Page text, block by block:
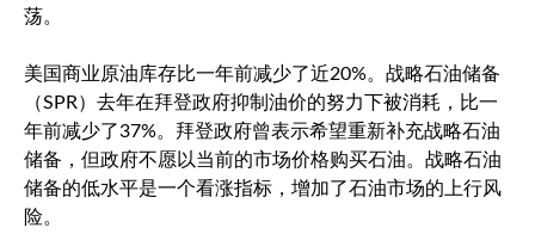
荡。
美国商业原油库存比一年前减少了近20%。战略石油储备
（SPR）去年在拜登政府抑制油价的努力下被消耗，比一
年前减少了37%。拜登政府曾表示希望重新补充战略石油
储备，但政府不愿以当前的市场价格购买石油。战略石油
储备的低水平是一个看涨指标，增加了石油市场的上行风
险。